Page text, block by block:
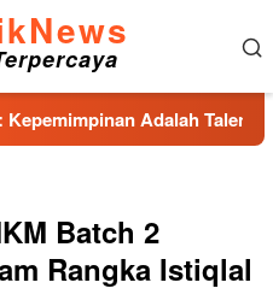
Adalah Talenta yang Bisa
Batch 2
Rangka Istiqlal